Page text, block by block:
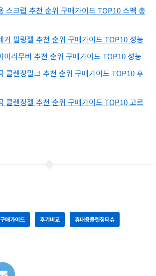
스크럽 추천 순위 구매가이드 TOP10 스펙 총
거 필링젤 추천 순위 구매가이드 TOP10 성능
이리무버 추천 순위 구매가이드 TOP10 성능
클렌징밀크 추천 순위 구매가이드 TOP10 후
클렌징젤 추천 순위 구매가이드 TOP10 고르
구매가이드 후기비교 휴대용클렌징티슈